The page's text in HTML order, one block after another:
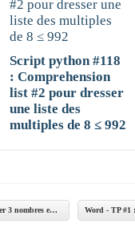
Script python #118
: Comprehension
list #2 pour dresser
une liste des
multiples de 8 ≤ 992
Script Python #33 : TP #1 - Séquence #5. Script Python - Comparer 3 nombres entiers